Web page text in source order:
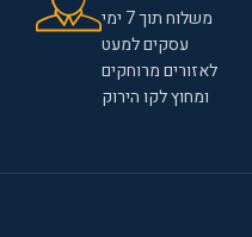
משלוח תוך 7 ימי
עסקים למעט
לאזורים מרוחקים
ומחוץ לקו הירוק